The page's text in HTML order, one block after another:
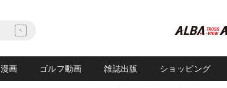
漫画 ゴルフ動画 雑誌出版 ショッピング